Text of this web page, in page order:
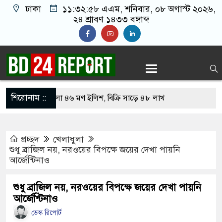
ঢাকা ১১:৩২:৫৯ এএম, শনিবার, ০৮ অগাস্ট ২০২৬,
২৪ শ্রাবণ ১৪৩৩ বঙ্গাব্দ
শিরোনাম ::
জালে উঠলো ৪৬ মণ ইলিশ, বিক্রি সাড়ে ৪৮ লাখ
হলে প্রধানমন্ত্রী কঠোর ব্যবস্থা নিচ্ছেন: রুহুল কবির
রহমানকে আয়নাঘরে রাখা হয়েছিল: চিফ প্রসিকিউটর
কবরের টাকা মেরে খেয়েছে: প্রতিমন্ত্রী ইশরাক
প্রচ্ছদ
খেলাধুলা
শুধু ব্রাজিল নয়, নরওয়ের বিপক্ষে জয়ের দেখা পায়নি
আর্জেন্টিনাও
শুধু ব্রাজিল নয়, নরওয়ের বিপক্ষে জয়ের দেখা পায়নি
আর্জেন্টিনাও
ডেস্ক রিপোর্ট